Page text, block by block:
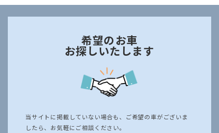
希望のお車
お探しいたします
当サイトに掲載していない場合も、ご希望の車がございま
したら、お気軽にご相談ください。